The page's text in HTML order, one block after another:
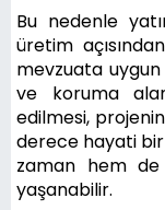
Bu nedenle
üretim
mevzuata
ve koruma
edilmesi,
derece hayati
zaman hem de
yaşanabilir.